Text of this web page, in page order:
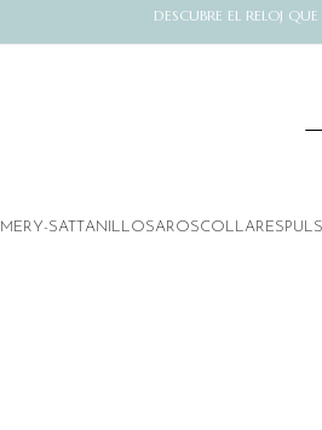
DESCUBRE EL RELOJ
MERY-SATTANILLOSAROSCOLLARES